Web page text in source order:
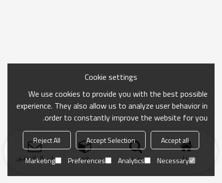
منزل بحث فئة ارسال التحقيق
Cookie settings
We use cookies to provide you with the best possible
experience. They also allow us to analyze user behavior in
order to constantly improve the website for you.
Accept all
Accept Selection
Reject All
Necessary
Analytics
Preferences
Marketing